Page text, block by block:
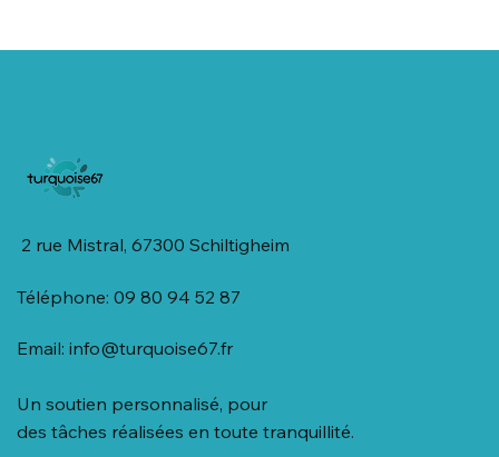
2 rue Mistral, 67300 Schiltigheim
Téléphone: 09 80 94 52 87
Email:info@turquoise67.fr
Un soutien personnalisé, pour
des tâches réalisées en toute tranquillité.